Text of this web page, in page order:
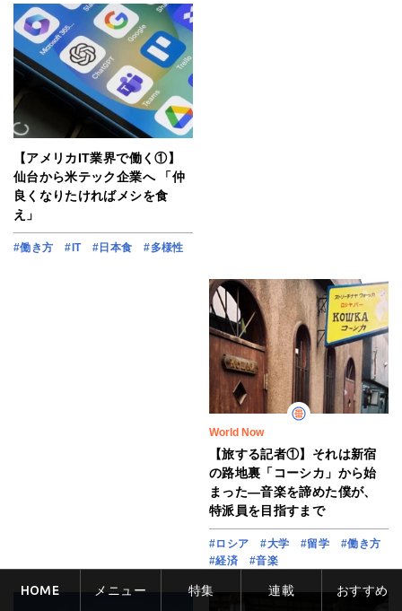
【アメリカIT業界で働く①】
仙台から米テック企業へ 「仲
良くなりたければメシを食
え」
#働き方 #IT #日本食 #多様性
World Now
【旅する記者①】それは新宿
の路地裏「コーシカ」から始
まった―音楽を諦めた僕が、
特派員を目指すまで
#ロシア #大学 #留学
#働き方
#経済
#音楽
HOME メニュー 特集 連載 おすすめ